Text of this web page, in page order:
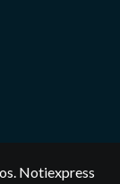
Notiexpress